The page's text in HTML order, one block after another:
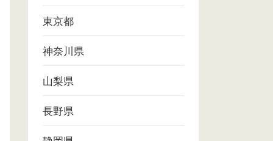
東京都
神奈川県
山梨県
長野県